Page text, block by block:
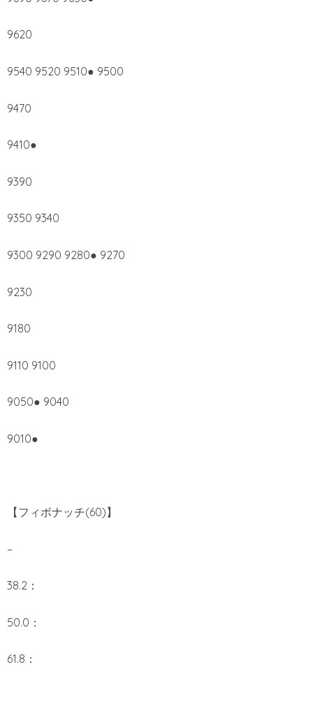
9620
9540 9520 9510● 9500
9470
9410●
9390
9350 9340
9300 9290 9280● 9270
9230
9180
9110 9100
9050● 9040
9010●
【フィボナッチ(60)】
–
38.2：
50.0：
61.8：